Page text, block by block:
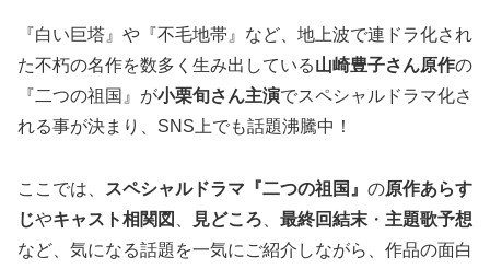
『白い巨塔』や『不毛地帯』など、地上波で連ドラ化され
た不朽の名作を数多く生み出している山崎豊子さん原作の
『二つの祖国』が小栗旬さん主演でスペシャルドラマ化さ
れる事が決まり、SNS上でも話題沸騰中！
ここでは、 スペシャルドラマ『二つの祖国』 の原作あらす
じやキャスト相関図 見どころ 最終回結末 ・ 主題歌予想
など、気になる話題を一気にご紹介しながら、作品の面白